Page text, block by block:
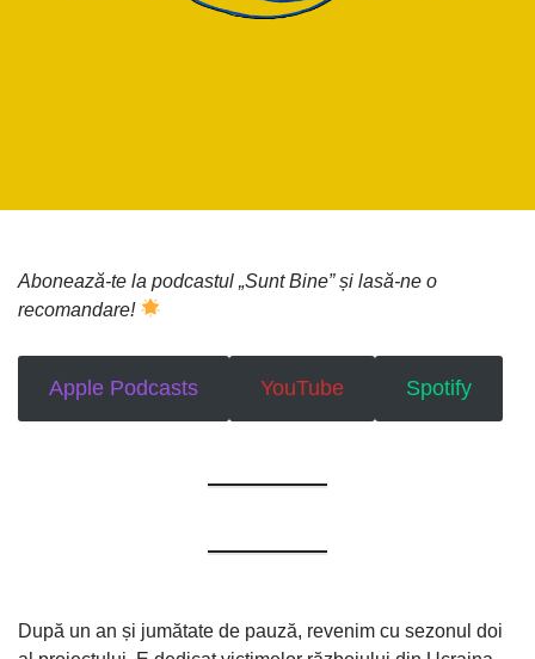
on
Abonează-te la podcastul „Sunt Bine” și lasă-ne o
recomandare!
Apple Podcasts YouTube Spotify
După un an și jumătate de pauză, revenim cu sezonul doi